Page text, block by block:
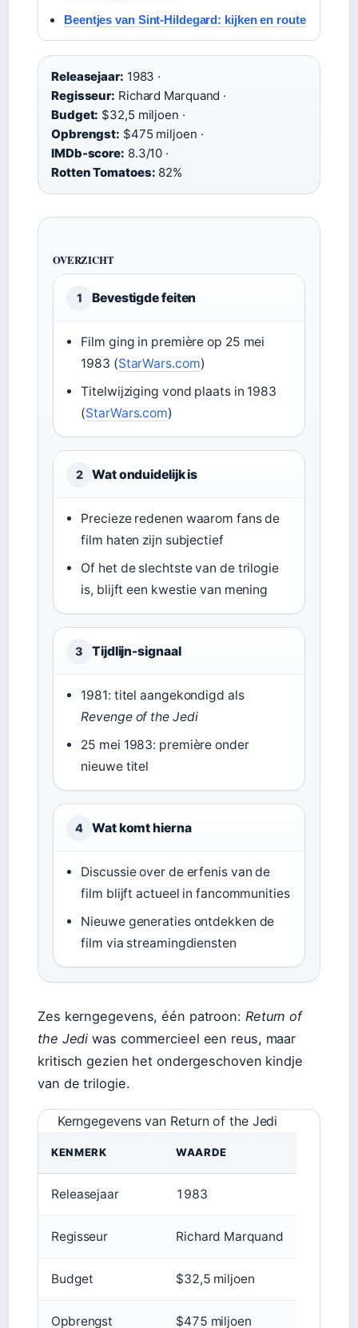
Beentjes van Sint-Hildegard: kijken en route
Releasejaar: 1983 ·
Regisseur: Richard Marquand ·
Budget: $32,5 miljoen ·
Opbrengst: $475 miljoen ·
IMDb-score: 8.3/10 ·
Rotten Tomatoes: 82%
OVERZICHT
1 Bevestigde feiten
Film ging in première op 25 mei
1983 (StarWars.com)
Titelwijziging vond plaats in 1983
(StarWars.com)
2 Wat onduidelijk is
Precieze redenen waarom fans de
film haten zijn subjectief
Of het de slechtste van de trilogie
is, blijft een kwestie van mening
3 Tijdlijn-signaal
1981: titel aangekondigd als
Revenge of the Jedi
25 mei 1983: première onder
nieuwe titel
4 Wat komt hierna
Discussie over de erfenis van de
film blijft actueel in fancommunities
Nieuwe generaties ontdekken de
film via streamingdiensten
Zes kerngegevens, één patroon: Return of
the Jedi was commercieel een reus, maar
kritisch gezien het ondergeschoven kindje
van de trilogie.
Kerngegevens van Return of the Jedi
KENMERK WAARDE
Releasejaar 1983
Regisseur Richard Marquand
Budget $32,5 miljoen
Opbrengst $475 miljoen